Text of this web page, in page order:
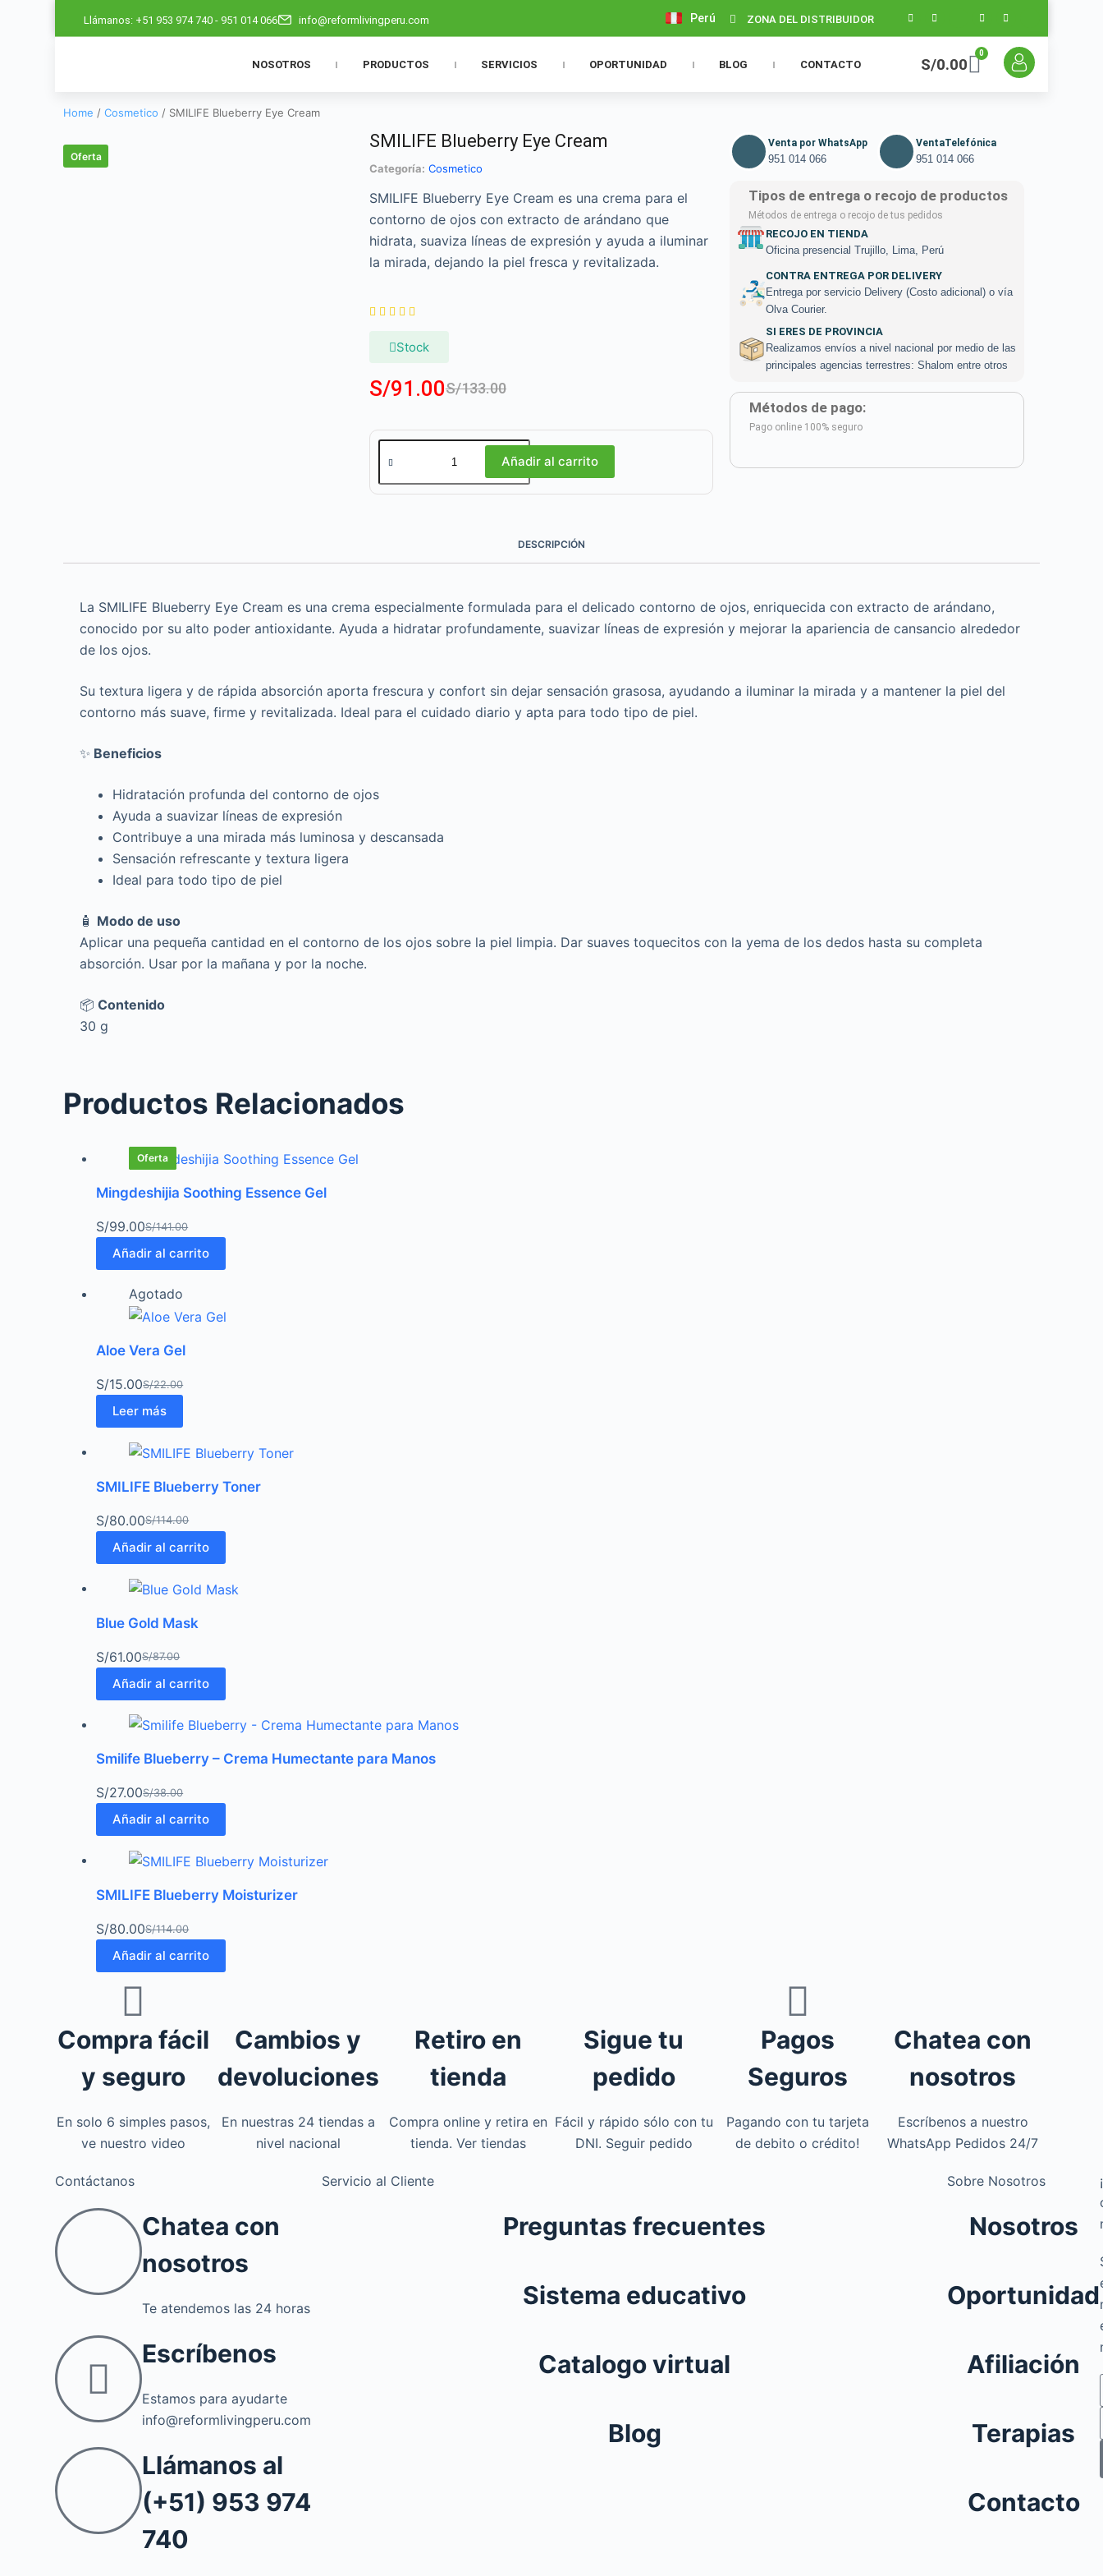
Llámanos: +51 953 974 740 - 951 014 066 info@reformlivingperu.com Perú ZONA DEL DISTRIBUIDOR
NOSOTROS PRODUCTOS SERVICIOS OPORTUNIDAD BLOG CONTACTO S/0.00
0
Home /Cosmetico / SMILIFE Blueberry Eye Cream
Oferta
SMILIFE Blueberry Eye Cream
Categoría: Cosmetico
SMILIFE Blueberry Eye Cream es una crema para el
contorno de ojos con extracto de arándano que
hidrata, suaviza líneas de expresión y ayuda a iluminar
la mirada, dejando la piel fresca y revitalizada.
    
Stock
S/133.00
S/91.00
Añadir al carrito
Venta por WhatsApp
951 014 066
VentaTelefónica
951 014 066
Tipos de entrega o recojo de productos
Métodos de entrega o recojo de tus pedidos
RECOJO EN TIENDA
Oficina presencial Trujillo, Lima, Perú
CONTRA ENTREGA POR DELIVERY
Entrega por servicio Delivery (Costo adicional) o vía
Olva Courier.
SI ERES DE PROVINCIA
Realizamos envíos a nivel nacional por medio de las
principales agencias terrestres: Shalom entre otros
Métodos de pago:
Pago online 100% seguro
DESCRIPCIÓN
La SMILIFE Blueberry Eye Cream es una crema especialmente formulada para el delicado contorno de ojos, enriquecida con extracto de arándano,
conocido por su alto poder antioxidante. Ayuda a hidratar profundamente, suavizar líneas de expresión y mejorar la apariencia de cansancio alrededor
de los ojos.
Su textura ligera y de rápida absorción aporta frescura y confort sin dejar sensación grasosa, ayudando a iluminar la mirada y a mantener la piel del
contorno más suave, firme y revitalizada. Ideal para el cuidado diario y apta para todo tipo de piel.
✨ Beneficios
Hidratación profunda del contorno de ojos
Ayuda a suavizar líneas de expresión
Contribuye a una mirada más luminosa y descansada
Sensación refrescante y textura ligera
Ideal para todo tipo de piel
🧴 Modo de uso
Aplicar una pequeña cantidad en el contorno de los ojos sobre la piel limpia. Dar suaves toquecitos con la yema de los dedos hasta su completa
absorción. Usar por la mañana y por la noche.
📦 Contenido
30 g
Productos Relacionados
Oferta
Mingdeshijia Soothing Essence Gel
S/141.00
S/99.00
Añadir al carrito
Agotado
Aloe Vera Gel
S/22.00
S/15.00
Leer más
Oferta
SMILIFE Blueberry Toner
S/114.00
S/80.00
Añadir al carrito
Oferta
Blue Gold Mask
S/87.00
S/61.00
Añadir al carrito
Oferta
Smilife Blueberry – Crema Humectante para Manos
S/38.00
S/27.00
Añadir al carrito
Oferta
SMILIFE Blueberry Moisturizer
S/114.00
S/80.00
Añadir al carrito
Compra fácil
y seguro
En solo 6 simples pasos,
ve nuestro video
Cambios y
devoluciones
En nuestras 24 tiendas a
nivel nacional
Retiro en
tienda
Compra online y retira en
tienda. Ver tiendas
Sigue tu
pedido
Fácil y rápido sólo con tu
DNI. Seguir pedido
Pagos
Seguros
Pagando con tu tarjeta
de debito o crédito!
Chatea con
nosotros
Escríbenos a nuestro
WhatsApp Pedidos 24/7
Contáctanos
Chatea con
nosotros
Te atendemos las 24 horas
Escríbenos
Estamos para ayudarte
info@reformlivingperu.com
Llámanos al
(+51) 953 974
740
Servicio al Cliente
Preguntas frecuentes
Sistema educativo
Catalogo virtual
Blog
Sobre Nosotros
Nosotros
Oportunidad
Afiliación
Terapias
Contacto